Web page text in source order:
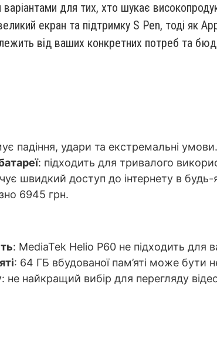
для тих, хто шукає
екран та підтримку S Pen, тоді як
від ваших конкретних потреб та
падіння, удари та екстремальні умови.
: підходить для тривалого
швидкий доступ до інтернету в
6945 грн.
: MediaTek Helio P60 не підходить для
: 64 ГБ вбудованої пам’яті може бути
: не найкращий вибір для перегляду